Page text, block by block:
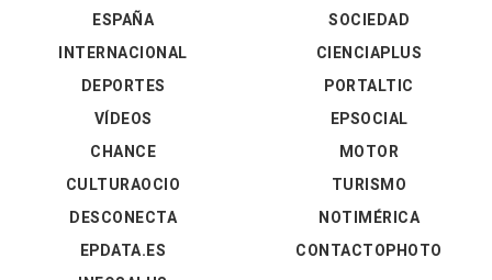
ESPAÑA
INTERNACIONAL
DEPORTES
VÍDEOS
SOCIEDAD
CIENCIAPLUS
PORTALTIC
EPSOCIAL
CHANCE
CULTURAOCIO
DESCONECTA
EPDATA.ES
MOTOR
TURISMO
NOTIMÉRICA
CONTACTOPHOTO